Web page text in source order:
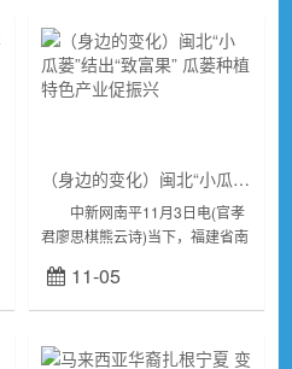
（身边的变化）闽北“小瓜蒌”结出“致富果” 瓜蒌种植特色产业促振兴
中新网南平11月3日电(官孝
君廖思棋熊云诗)当下，福建省南
正式进入采摘季。近年来止马镇
为充分挖掘乡村产业发展潜力，
11-05